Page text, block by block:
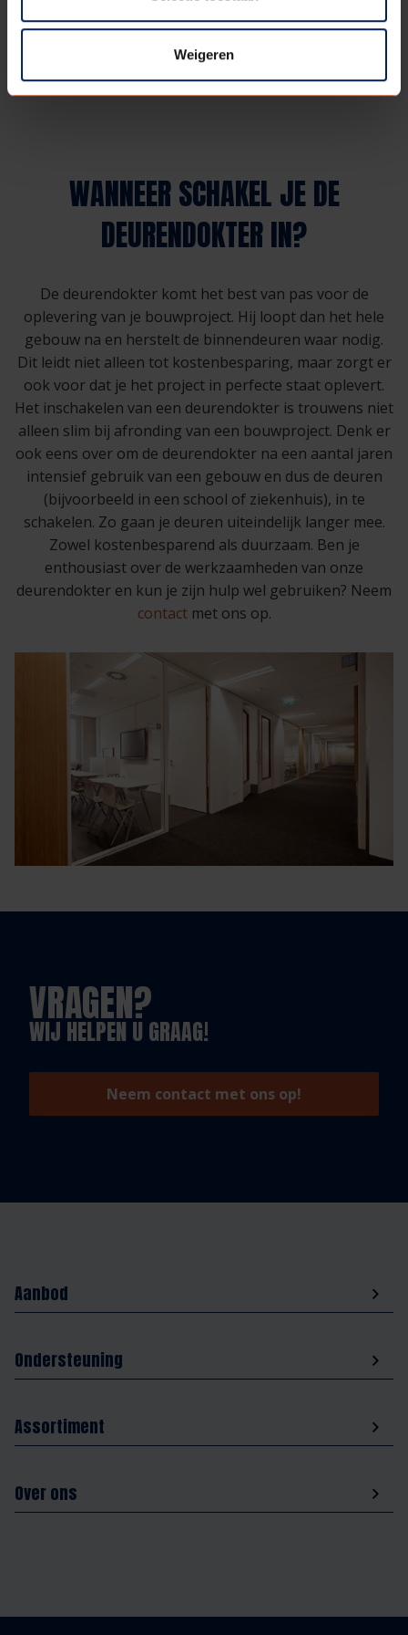
Weigeren
WANNEER SCHAKEL JE DE
DEURENDOKTER IN?
De deurendokter komt het best van pas voor de
oplevering van je bouwproject. Hij loopt dan het hele
gebouw na en herstelt de binnendeuren waar nodig.
Dit leidt niet alleen tot kostenbesparing, maar zorgt er
ook voor dat je het project in perfecte staat oplevert.
Het inschakelen van een deurendokter is trouwens niet
alleen slim bij afronding van een bouwproject. Denk er
ook eens over om de deurendokter na een aantal jaren
intensief gebruik van een gebouw en dus de deuren
(bijvoorbeeld in een school of ziekenhuis), in te
schakelen. Zo gaan je deuren uiteindelijk langer mee.
Zowel kostenbesparend als duurzaam. Ben je
enthousiast over de werkzaamheden van onze
deurendokter en kun je zijn hulp wel gebruiken? Neem
contactmet ons op.
VRAGEN?
WIJ HELPEN U GRAAG!
Neem contact met ons op!
Aanbod
Ondersteuning
Assortiment
Over ons